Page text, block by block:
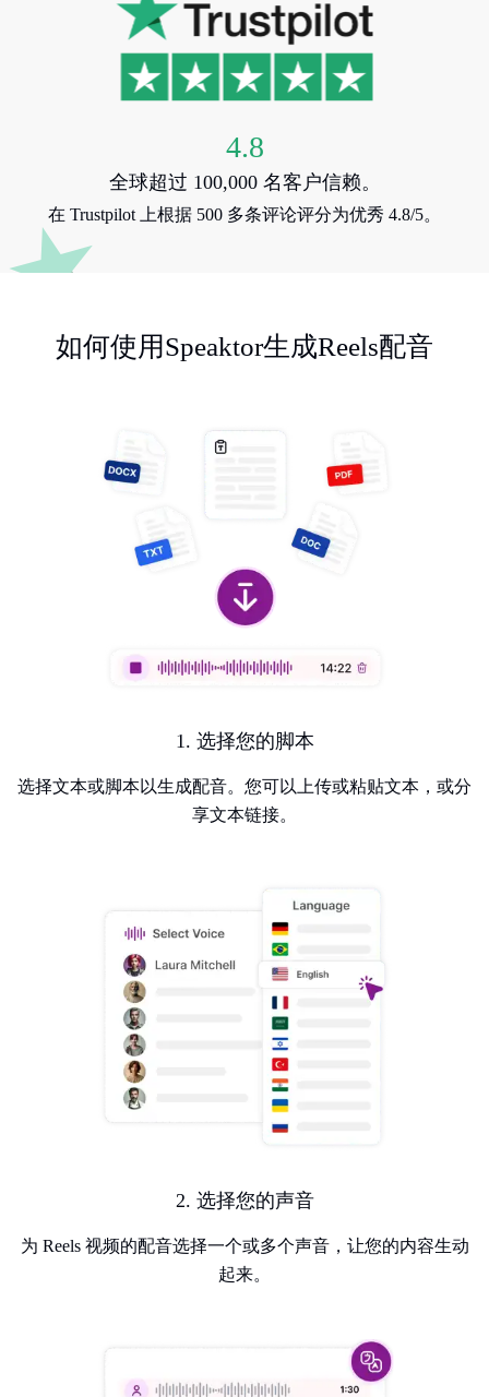
4.8
全球超过 100,000 名客户信赖。
在 Trustpilot 上根据 500 多条评论评分为优秀 4.8/5。
如何使用Speaktor生成Reels配音
1. 选择您的脚本
选择文本或脚本以生成配音。您可以上传或粘贴文本，或分
享文本链接。
2. 选择您的声音
为 Reels 视频的配音选择一个或多个声音，让您的内容生动
起来。